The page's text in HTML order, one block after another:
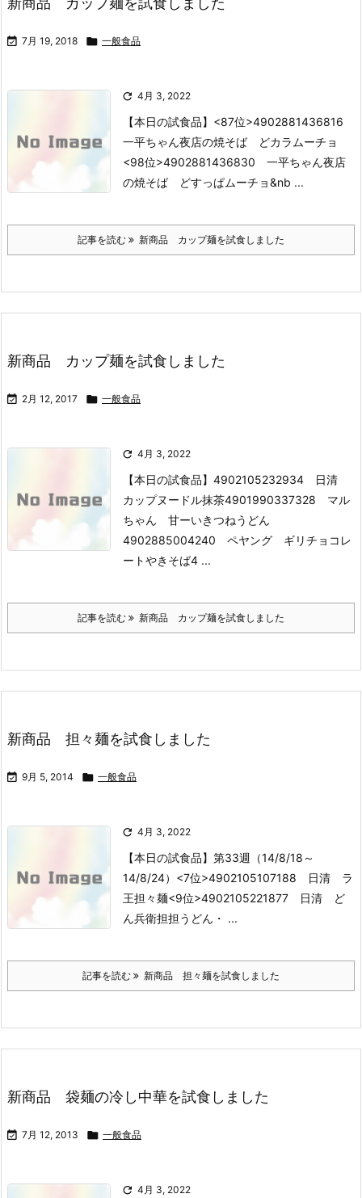
 7月 19, 2018  一般食品
 4月 3, 2022
【本日の試食品】 <87位>4902881436816
一平ちゃん夜店の焼そば どカラムーチョ
<98位>4902881436830 一平ちゃん夜店
の焼そば どすっぱムーチョ&nb ...
記事を読む 新商品 カップ麺を試食しました
新商品 カップ麺を試食しました
 2月 12, 2017  一般食品
 4月 3, 2022
【本日の試食品】 4902105232934 日清
カップヌードル抹茶4901990337328 マル
ちゃん 甘ーいきつねうどん
4902885004240 ペヤング ギリチョコレ
ートやきそば4 ...
記事を読む 新商品 カップ麺を試食しました
新商品 担々麺を試食しました
 9月 5, 2014  一般食品
 4月 3, 2022
【本日の試食品】第33週（14/8/18～
14/8/24） <7位>4902105107188 日清 ラ
王担々麺<9位>4902105221877 日清 ど
ん兵衛担担うどん ・ ...
記事を読む 新商品 担々麺を試食しました
新商品 袋麺の冷し中華を試食しました
 7月 12, 2013  一般食品
 4月 3, 2022